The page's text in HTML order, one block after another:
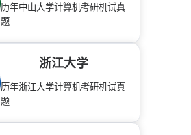
历年中山大学计算机考研机试真
题
浙江大学
历年浙江大学计算机考研机试真
题